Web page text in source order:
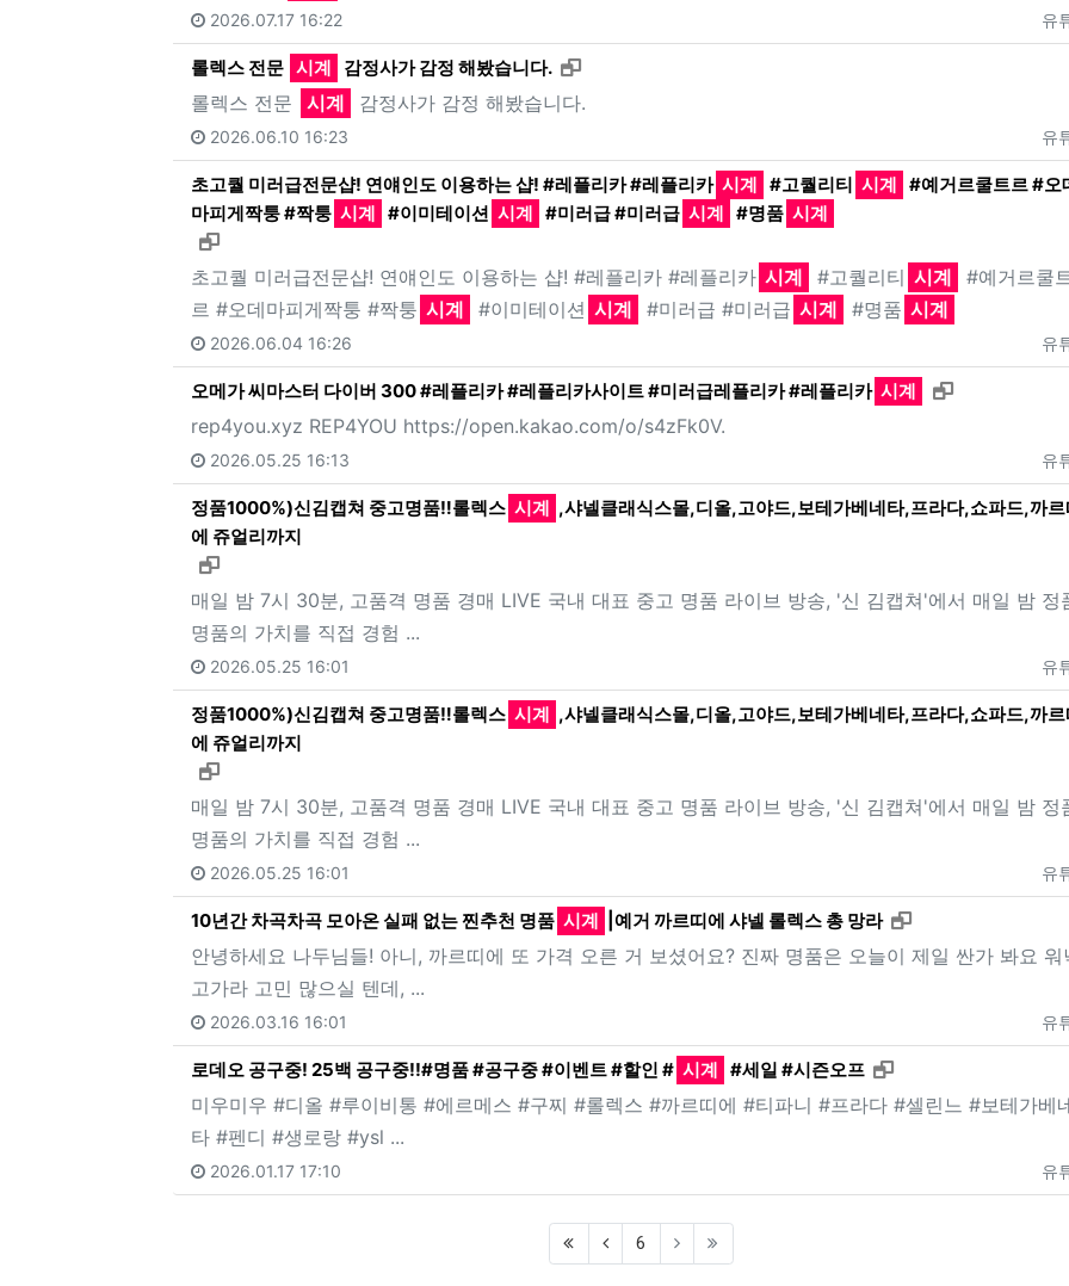
유
2026.07.17 16:22
롤렉스 전문 시계 감정사가 감정 해봤습니다. 새창으로 보기
롤렉스 전문 시계 감정사가 감정 해봤습니다.
유
2026.06.10 16:23
초고퀄 미러급전문샵! 연얘인도 이용하는 샵! #레플리카 #레플리카 시계 #고퀄리티 시계
#예거르쿨트르 #오
마피게짝퉁 #짝퉁 시계 #이미테이션 시계 #미러급 #미러급 시계 #명품 시계
새창으로 보기
초고퀄 미러급전문샵! 연얘인도 이용하는 샵! #레플리카 #레플리카 시계 #고퀄리티 시계
#예거르쿨
르 #오데마피게짝퉁 #짝퉁 시계 #이미테이션 시계 #미러급 #미러급 시계 #명품 시계
유
2026.06.04 16:26
오메가 씨마스터 다이버 300 #레플리카 #레플리카사이트 #미러급레플리카 #레플리카 시계 새창으로 보기
rep4you.xyz REP4YOU https://open.kakao.com/o/s4zFk0V.
유
2026.05.25 16:13
정품1000%)신김캡쳐 중고명품‼️롤렉스 시계 ,샤넬클래식스몰,디올,고야드,보테가베네타,프라다,쇼파드,까르
에 쥬얼리까지
새창으로 보기
매일 밤 7시 30분, 고품격 명품 경매 LIVE 국내 대표 중고 명품 라이브 방송, '신 김캡쳐'에서 매일 밤 정
명품의 가치를 직접 경험 ...
유
2026.05.25 16:01
정품1000%)신김캡쳐 중고명품‼️롤렉스 시계 ,샤넬클래식스몰,디올,고야드,보테가베네타,프라다,쇼파드,까르
에 쥬얼리까지
새창으로 보기
매일 밤 7시 30분, 고품격 명품 경매 LIVE 국내 대표 중고 명품 라이브 방송, '신 김캡쳐'에서 매일 밤 정
명품의 가치를 직접 경험 ...
유
2026.05.25 16:01
10년간 차곡차곡 모아온 실패 없는 찐추천 명품 시계 |예거 까르띠에 샤넬 롤렉스 총 망라 새창으로 보기
안녕하세요 나두님들! 아니, 까르띠에 또 가격 오른 거 보셨어요? 진짜 명품은 오늘이 제일 싼가 봐요 워
고가라 고민 많으실 텐데, ...
유
2026.03.16 16:01
로데오 공구중! 25백 공구중!!#명품 #공구중 #이벤트 #할인 # 시계 #세일 #시즌오프 새창으로 보기
미우미우 #디올 #루이비통 #에르메스 #구찌 #롤렉스 #까르띠에 #티파니 #프라다 #셀린느 #보테가베
타 #펜디 #생로랑 #ysl ...
유
2026.01.17 17:10
(first)(previous)
6